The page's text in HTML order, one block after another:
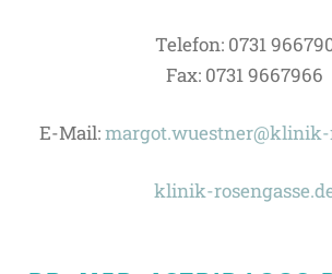
Telefon: 0731
Fax: 0731 9667966
E-Mail:margot.wuestner@klinik-
klinik-